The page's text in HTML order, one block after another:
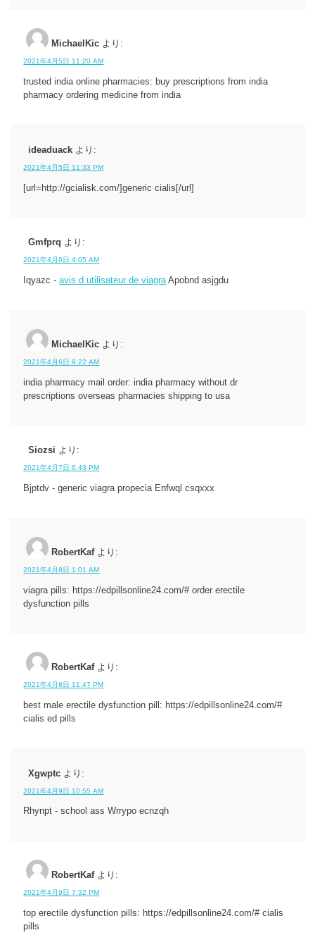
MichaelKic より:
2021年4月5日 11:20 AM
trusted india online pharmacies: buy prescriptions from india
pharmacy ordering medicine from india
ideaduack より:
2021年4月5日 11:33 PM
[url=http://gcialisk.com/]generic cialis[/url]
Gmfprq より:
2021年4月6日 4:05 AM
Iqyazc -avis d utilisateur de viagraApobnd asjgdu
MichaelKic より:
2021年4月6日 9:22 AM
india pharmacy mail order: india pharmacy without dr
prescriptions overseas pharmacies shipping to usa
Siozsi より:
2021年4月7日 6:43 PM
Bjptdv - generic viagra propecia Enfwql csqxxx
RobertKaf より:
2021年4月8日 1:01 AM
viagra pills: https://edpillsonline24.com/# order erectile
dysfunction pills
RobertKaf より:
2021年4月8日 11:47 PM
best male erectile dysfunction pill: https://edpillsonline24.com/#
cialis ed pills
Xgwptc より:
2021年4月9日 10:55 AM
Rhynpt - school ass Wrrypo ecnzqh
RobertKaf より:
2021年4月9日 7:32 PM
top erectile dysfunction pills: https://edpillsonline24.com/# cialis
pills